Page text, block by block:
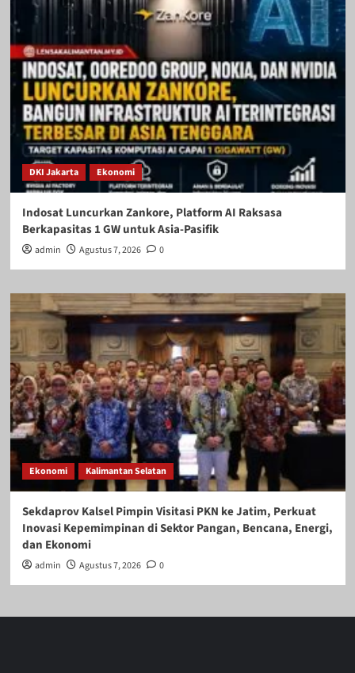
DKI Jakarta Ekonomi
Indosat Luncurkan Zankore, Platform AI Raksasa
Berkapasitas 1 GW untuk Asia-Pasifik
admin Agustus 7, 2026 0
Ekonomi Kalimantan Selatan
Sekdaprov Kalsel Pimpin Visitasi PKN ke Jatim, Perkuat
Inovasi Kepemimpinan di Sektor Pangan, Bencana, Energi,
dan Ekonomi
admin Agustus 7, 2026 0